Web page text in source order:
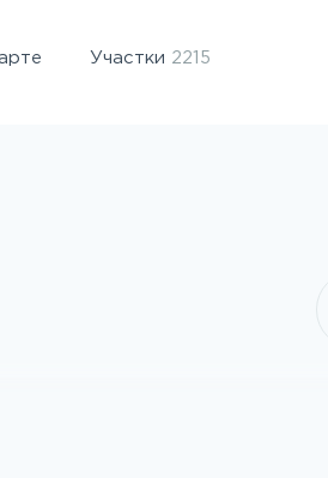
Участки 2215